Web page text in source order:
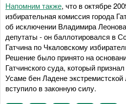
Напомним также, что в октябре
избирательная комиссия города
об исключении Владимира
депутаты - он баллотировался в
Гатчина по Чкаловскому
Решение было принято на
Гатчинского суда, который
Усаме бен Ладене
вступило в законную силу.